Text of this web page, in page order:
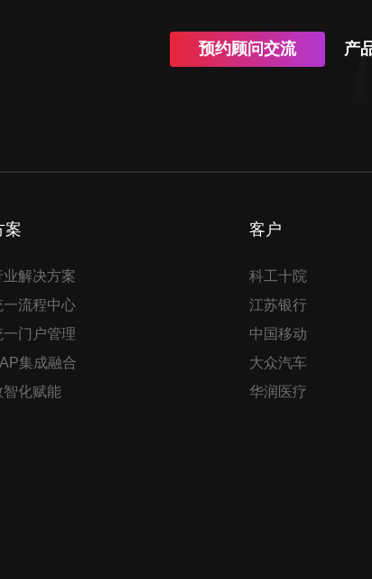
预约顾问交流 产
案
业解决方案
一流程中心
一门户管理
集成融合
智化赋能
客户
科工十院
江苏银行
中国移动
大众汽车
华润医疗